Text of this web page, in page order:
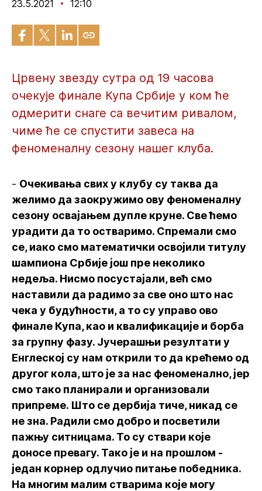
23.5.2021 12:10
Црвену звезду сутра од 19 часова
очекује финале Купа Србије у ком ће
одмерити снаге са вечитим ривалом,
чиме ће се спустити завеса на
феноменалну сезону нашег клуба.
- Очекивања свих у клубу су таква да
желимо да заокружимо ову феноменалну
сезону освајањем дупле круне. Све ћемо
урадити да то остваримо. Спремали смо
се, иако смо математички освојили титулу
шампиона Србије још пре неколико
недеља. Нисмо посустајали, већ смо
наставили да радимо за све оно што нас
чека у будућности, а то су управо ово
финале Купа, као и квалификације и борба
за групну фазу. Јучерашњи резултати у
Енглеској су нам открили то да крећемо од
другог кола, што је за нас феноменално, јер
смо тако планирали и организовали
припреме. Што се дербија тиче, никад се
не зна. Радили смо добро и посветили
пажњу ситницама. То су ствари које
доносе превагу. Тако је и на прошлом -
један корнер одлучио питање победника.
На многим малим стварима које могу